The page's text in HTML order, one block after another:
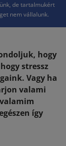
de tartalmukért
nem vállalunk.
hogy
stressz
Vagy ha
valami
így